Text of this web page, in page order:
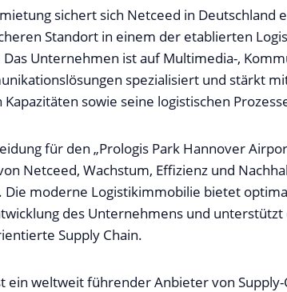
sichert sich Netceed in Deutschland
Standort in einem der etablierten
Unternehmen ist auf Multimedia-,
spezialisiert und stärkt
sowie seine logistischen
für den „Prologis Park Hannover
Netceed, Wachstum, Effizienz und
Die moderne Logistikimmobilie bietet
des Unternehmens und unterstützt
Supply Chain.
ein weltweit führender Anbieter von